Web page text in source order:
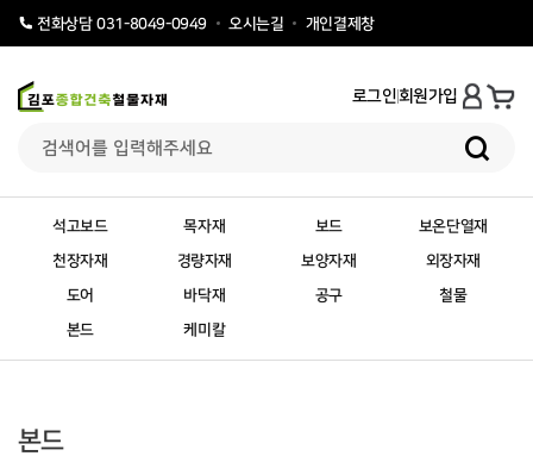
전화상담 031-8049-0949 오시는길 개인결제창
로그인회원가입
석고보드 목자재 보드 보온단열재
천장자재 경량자재 보양자재 외장자재
도어 바닥재 공구 철물
본드 케미칼
본드